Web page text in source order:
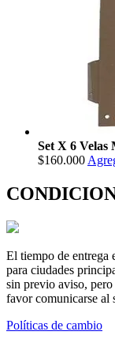
Set X 6 Velas
$160.000
El tiempo de entrega
para ciudades
sin previo aviso,
favor comunicarse al
Políticas de cambio